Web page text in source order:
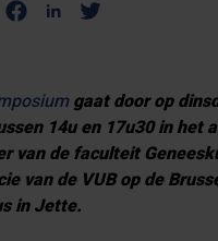
gaat door op
14u en 17u30 in het
van de faculteit
van de VUB op de
in Jette.